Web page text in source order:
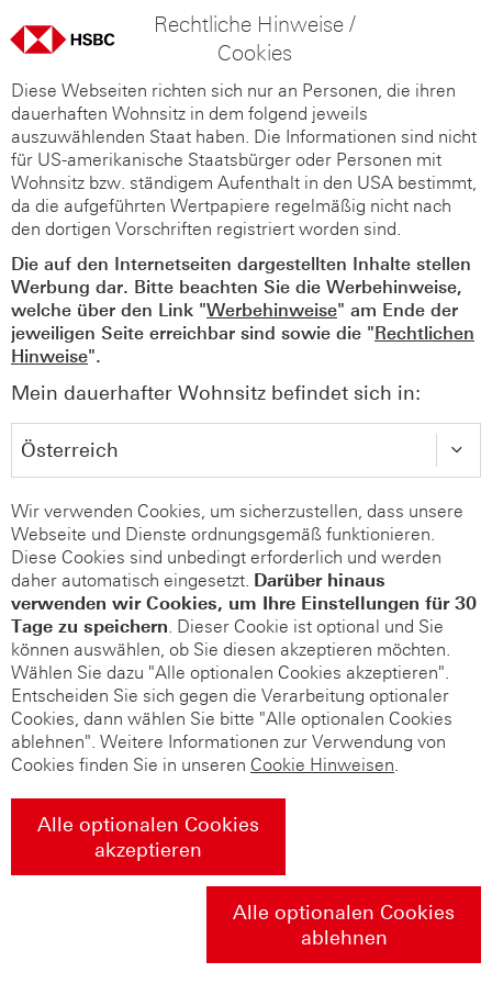
Rechtliche Hinweise /
Cookies
Diese Webseiten richten sich nur an Personen, die ihren
dauerhaften Wohnsitz in dem folgend jeweils
auszuwählenden Staat haben. Die Informationen sind nicht
für US-amerikanische Staatsbürger oder Personen mit
Wohnsitz bzw. ständigem Aufenthalt in den USA bestimmt,
da die aufgeführten Wertpapiere regelmäßig nicht nach
den dortigen Vorschriften registriert worden sind.
Die auf den Internetseiten dargestellten Inhalte stellen
Werbung dar. Bitte beachten Sie die Werbehinweise,
welche über den Link "Werbehinweise" am Ende der
jeweiligen Seite erreichbar sind sowie die "Rechtlichen
Hinweise".
Mein dauerhafter Wohnsitz befindet sich in:
Wir verwenden Cookies, um sicherzustellen, dass unsere
Webseite und Dienste ordnungsgemäß funktionieren.
Diese Cookies sind unbedingt erforderlich und werden
daher automatisch eingesetzt. Darüber hinaus
verwenden wir Cookies, um Ihre Einstellungen für 30
Tage zu speichern. Dieser Cookie ist optional und Sie
können auswählen, ob Sie diesen akzeptieren möchten.
Wählen Sie dazu "Alle optionalen Cookies akzeptieren".
Entscheiden Sie sich gegen die Verarbeitung optionaler
Cookies, dann wählen Sie bitte "Alle optionalen Cookies
ablehnen". Weitere Informationen zur Verwendung von
Cookies finden Sie in unseren Cookie Hinweisen.
Alle optionalen Cookies
akzeptieren
Alle optionalen Cookies
ablehnen